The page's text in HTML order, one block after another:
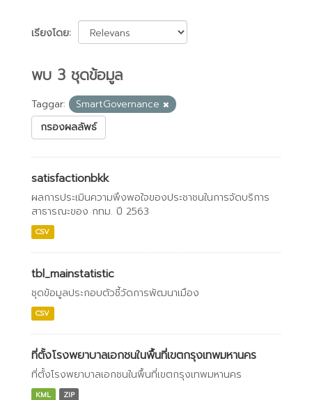
เรียงโดย
พบ 3 ชุดข้อมูล
Taggar:
SmartGovernance
กรองผลลัพธ์
satisfactionbkk
ผลการประเมินความพึงพอใจของประชาชนในการจัดบริการ
สาธารณะของ กทม. ปี 2563
CSV
tbl_mainstatistic
ชุดข้อมูลประกอบตัวชี้วัดการพัฒนาเมือง
CSV
ที่ตั้งโรงพยาบาลเอกชนในพื้นที่เขตกรุงเทพมหานคร
ที่ตั้งโรงพยาบาลเอกชนในพื้นที่เขตกรุงเทพมหานคร
KML ZIP